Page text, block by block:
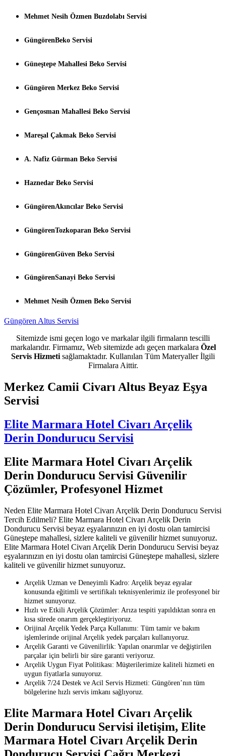
Mehmet Nesih Özmen Buzdolabı Servisi
GüngörenBeko Servisi
Güneştepe Mahallesi Beko Servisi
Güngören Merkez Beko Servisi
Gençosman Mahallesi Beko Servisi
Mareşal Çakmak Beko Servisi
A. Nafiz Gürman Beko Servisi
Haznedar Beko Servisi
GüngörenAkıncılar Beko Servisi
GüngörenTozkoparan Beko Servisi
GüngörenGüven Beko Servisi
GüngörenSanayi Beko Servisi
Mehmet Nesih Özmen Beko Servisi
Güngören Altus Servisi
Sitemizde ismi geçen logo ve markalar ilgili firmaların tescilli
markalarıdır. Firmamız, Web sitemizde adı geçen markalara Özel
Servis Hizmeti sağlamaktadır. Kullanılan Tüm Materyaller İlgili
Firmalara Aittir.
Merkez Camii Civarı Altus Beyaz Eşya
Servisi
Elite Marmara Hotel Civarı Arçelik
Derin Dondurucu Servisi
Elite Marmara Hotel Civarı Arçelik
Derin Dondurucu Servisi Güvenilir
Çözümler, Profesyonel Hizmet
Neden Elite Marmara Hotel Civarı Arçelik Derin Dondurucu Servisi
Tercih Edilmeli? Elite Marmara Hotel Civarı Arçelik Derin
Dondurucu Servisi beyaz eşyalarınızın en iyi dostu olan tamircisi
Güneştepe mahallesi, sizlere kaliteli ve güvenilir hizmet sunuyoruz.
Elite Marmara Hotel Civarı Arçelik Derin Dondurucu Servisi beyaz
eşyalarınızın en iyi dostu olan tamircisi Güneştepe mahallesi, sizlere
kaliteli ve güvenilir hizmet sunuyoruz.
Arçelik Uzman ve Deneyimli Kadro: Arçelik beyaz eşyalar
konusunda eğitimli ve sertifikalı teknisyenlerimiz ile profesyonel bir
hizmet sunuyoruz.
Hızlı ve Etkili Arçelik Çözümler: Arıza tespiti yapıldıktan sonra en
kısa sürede onarım gerçekleştiriyoruz.
Orijinal Arçelik Yedek Parça Kullanımı: Tüm tamir ve bakım
işlemlerinde orijinal Arçelik yedek parçaları kullanıyoruz.
Arçelik Garanti ve Güvenilirlik: Yapılan onarımlar ve değiştirilen
parçalar için belirli bir süre garanti veriyoruz.
Arçelik Uygun Fiyat Politikası: Müşterilerimize kaliteli hizmeti en
uygun fiyatlarla sunuyoruz.
Arçelik 7/24 Destek ve Acil Servis Hizmeti: Güngören’nın tüm
bölgelerine hızlı servis imkanı sağlıyoruz.
Elite Marmara Hotel Civarı Arçelik
Derin Dondurucu Servisi iletişim, Elite
Marmara Hotel Civarı Arçelik Derin